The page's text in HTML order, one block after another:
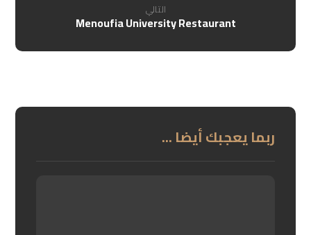
التالي
Menoufia University Restaurant
ربما يعجبك أيضا ...